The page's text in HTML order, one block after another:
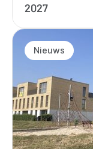
2027
Nieuws